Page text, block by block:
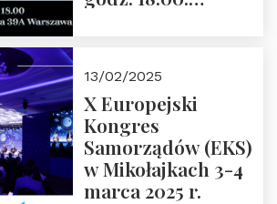
Zapraszamy
13/02/2025
X Europejski
Kongres
Samorządów (EKS)
w Mikołajkach 3-4
marca 2025 r.